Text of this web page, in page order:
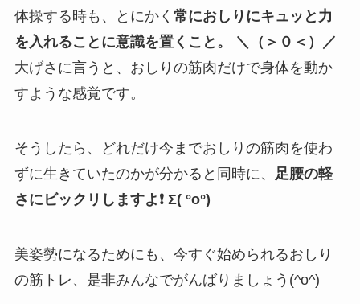
体操する時も、とにかく 常におしりにキュッと力
を入れることに意識を置くこと。 ＼（＞０＜）／
大げさに言うと、おしりの筋肉だけで身体を動か
すような感覚です。
そうしたら、どれだけ今までおしりの筋肉を使わ
ずに生きていたのかが分かると同時に、
足腰の軽
さにビックリしますよ❗️ Σ( °o°)
美姿勢になるためにも、今すぐ始められるおしり
の筋トレ、是非みんなでがんばりましょう(^o^)